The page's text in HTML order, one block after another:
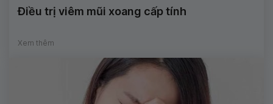
Điều trị viêm mũi xoang cấp tính
Xem thêm